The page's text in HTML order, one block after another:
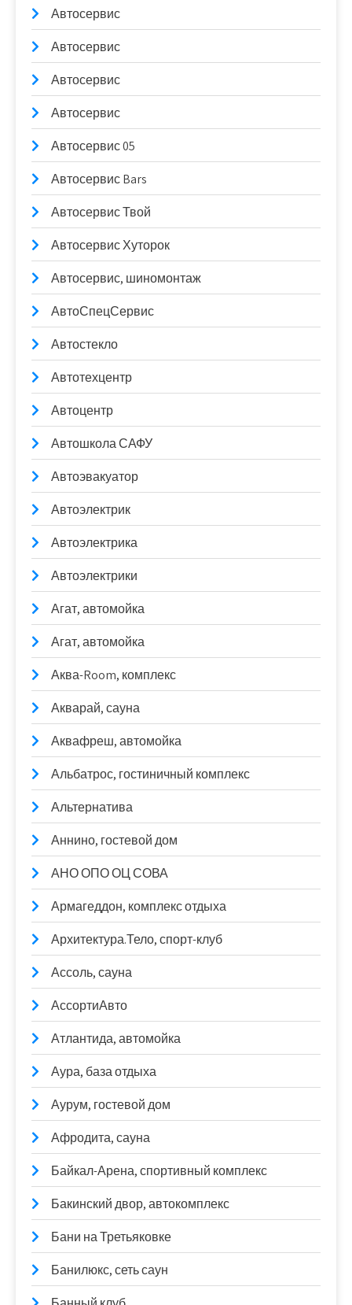
Автосервис
Автосервис
Автосервис
Автосервис
Автосервис 05
Автосервис Bars
Автосервис Твой
Автосервис Хуторок
Автосервис, шиномонтаж
АвтоСпецСервис
Автостекло
Автотехцентр
Автоцентр
Автошкола САФУ
Автоэвакуатор
Автоэлектрик
Автоэлектрика
Автоэлектрики
Агат, автомойка
Агат, автомойка
Аква-Room, комплекс
Акварай, сауна
Аквафреш, автомойка
Альбатрос, гостиничный комплекс
Альтернатива
Аннино, гостевой дом
АНО ОПО ОЦ СОВА
Армагеддон, комплекс отдыха
Архитектура.Тело, спорт-клуб
Ассоль, сауна
АссортиАвто
Атлантида, автомойка
Аура, база отдыха
Аурум, гостевой дом
Афродита, сауна
Байкал-Арена, спортивный комплекс
Бакинский двор, автокомплекс
Бани на Третьяковке
Банилюкс, сеть саун